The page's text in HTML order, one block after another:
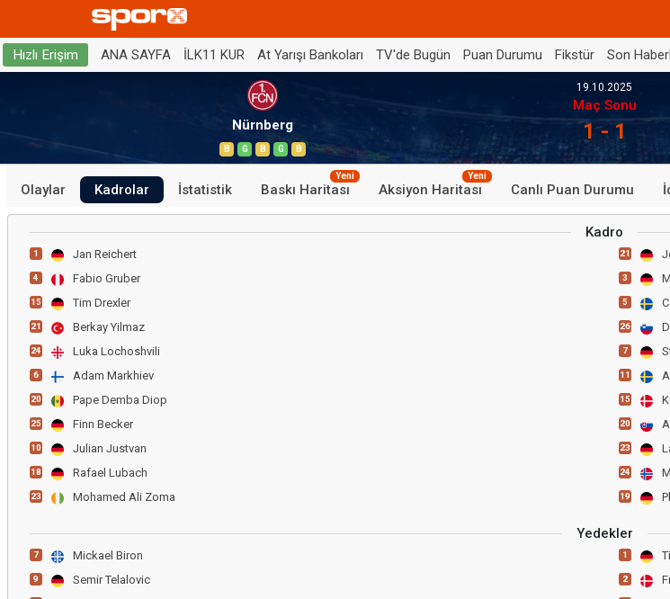
Hızlı Erişim ANA SAYFA İLK11 KUR At Yarışı Bankoları TV'de Bugün Puan Durumu Fikstür Son
Nürnberg
B G B G B
19.10.2025
Maç Sonu
1 - 1
Olaylar Kadrolar İstatistik Baskı Haritası
Yeni
Aksiyon Haritası
Yeni
Canlı Puan Durumu
Kadro
1 Jan Reichert
4 Fabio Gruber
15 Tim Drexler
21 Berkay Yilmaz
24 Luka Lochoshvili
6 Adam Markhiev
20 Pape Demba Diop
25 Finn Becker
10 Julian Justvan
18 Rafael Lubach
23 Mohamed Ali Zoma
21
3
5
26
7
11
15
20
23
24
19
Yedekler
7 Mickael Biron
9 Semir Telalovic
1
2